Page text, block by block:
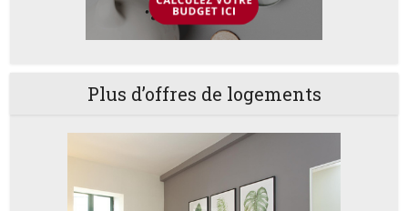
Plus d’offres de logements